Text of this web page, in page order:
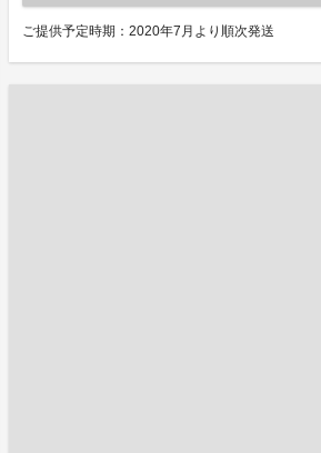
ご提供予定時期：2020年7月より順次発送